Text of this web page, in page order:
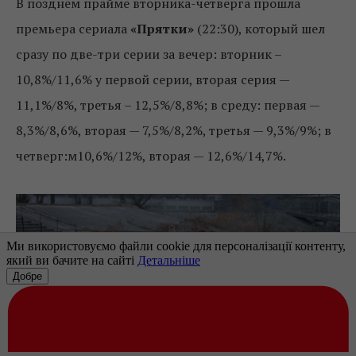
премьера сериала «Прятки» (22:30), который шел
сразу по две-три серии за вечер: вторник –
10,8%/11,6% у первой серии, вторая серия —
11,1%/8%, третья – 12,5%/8,8%; в среду: первая —
8,3%/8,6%, вторая — 7,5%/8,2%, третья — 9,3%/9%; в
четверг:м10,6%/12%, вторая — 12,6%/14,7%.
Сериал «Прятки»